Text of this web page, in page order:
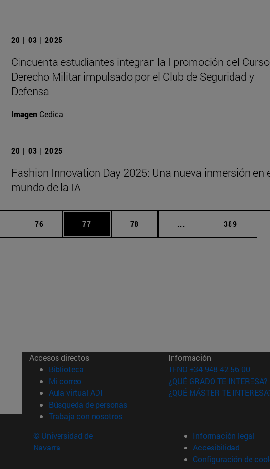
20 | 03 | 2025
Cincuenta estudiantes integran la I promoción del
Derecho Militar impulsado por el Club de Seguridad y
Defensa
Imagen Cedida
20 | 03 | 2025
Fashion Innovation Day 2025: Una nueva inmersión en
mundo de la IA
Páginas intermedias Use TAB para desplazarse.
Página
76 Página
77 Página
78 ... Páginas intermedias
Página
389
Accesos directos
Biblioteca (abre en nueva ventana)
Mi correo(abre en nueva ventana)
Aula virtual ADI (abre en nueva ventana)
Búsqueda de personas(abre en nueva ventana)
Trabaja con nosotros(abre en nueva ventana)
Información
TFNO +34 948 42 56 00
¿QUÉ GRADO TE INTERESA?
¿QUÉ MÁSTER TE
© Universidad de
Navarra
Información legal
Accesibilidad
Configuración de